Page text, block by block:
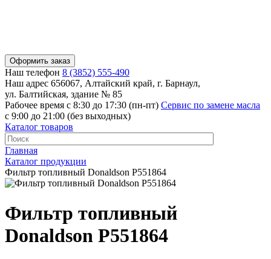
Оформить заказ
Наш телефон 8 (3852) 555-490
Наш адрес 656067, Алтайский край, г. Барнаул,
ул. Балтийская, здание № 85
Рабочее время с 8:30 до 17:30 (пн-пт) Сервис по замене масла
с 9:00 до 21:00 (без выходных)
Каталог товаров
Главная
Каталог продукции
Фильтр топливный Donaldson P551864
Фильтр топливный
Donaldson P551864